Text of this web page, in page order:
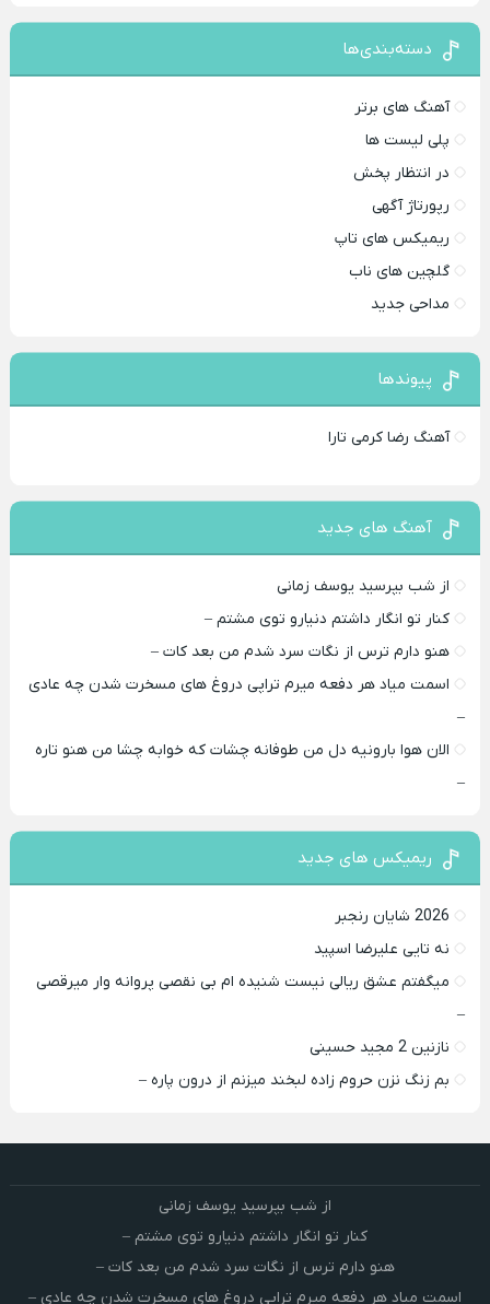
دسته‌بندی‌ها
آهنگ های برتر
پلی لیست ها
در انتظار پخش
رپورتاژ آگهی
ریمیکس های تاپ
گلچین های ناب
مداحی جدید
پیوندها
آهنگ رضا کرمی تارا
آهنگ های جدید
از شب بپرسید یوسف زمانی
کنار تو انگار داشتم دنیارو توی مشتم –
هنو دارم ترس از نگات سرد شدم من بعد کات –
اسمت میاد هر دفعه میرم تراپی دروغ‌ های مسخرت شدن چه عادی
–
الان هوا بارونیه دل من طوفانه چشات که خوابه چشا من هنو تاره
–
ریمیکس های جدید
2026 شایان رنجبر
نه تایی علیرضا اسپید
میگفتم عشق ریالی نیست شنیده ام بی نقصی پروانه وار میرقصی
–
نازنین 2 مجید حسینی
بم زنگ نزن حروم زاده لبخند میزنم از درون پاره –
از شب بپرسید یوسف زمانی
کنار تو انگار داشتم دنیارو توی مشتم –
هنو دارم ترس از نگات سرد شدم من بعد کات –
اسمت میاد هر دفعه میرم تراپی دروغ‌ های مسخرت شدن چه عادی –